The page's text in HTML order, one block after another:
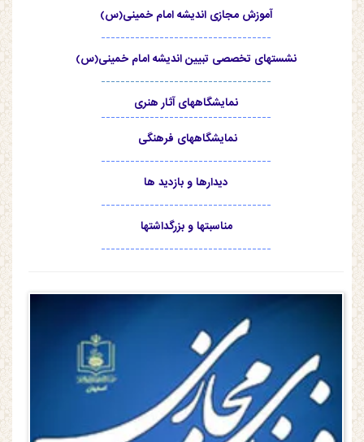
آموزش مجازی اندیشه امام خمینی(س)
-----------------------------------
نشستهای تخصصی تبیین اندیشه امام خمینی(س)
-----------------------------------
نمایشگاههای آثار هنری
-----------------------------------
نمایشگاههای فرهنگی
-----------------------------------
دیدارها و بازدید ها
-----------------------------------
مناسبتها و بزرگداشتها
-----------------------------------